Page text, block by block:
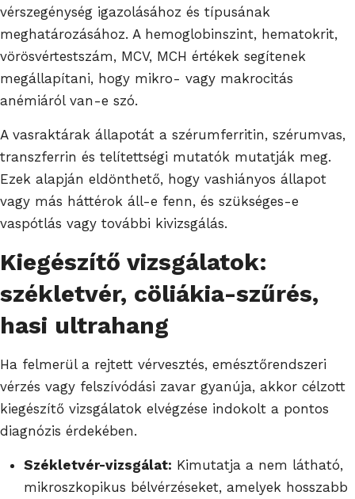
vérszegénység igazolásához és típusának
meghatározásához. A hemoglobinszint, hematokrit,
vörösvértestszám, MCV, MCH értékek segítenek
megállapítani, hogy mikro- vagy makrocitás
anémiáról van-e szó.
A vasraktárak állapotát a szérumferritin, szérumvas,
transzferrin és telítettségi mutatók mutatják meg.
Ezek alapján eldönthető, hogy vashiányos állapot
vagy más háttérok áll-e fenn, és szükséges-e
vaspótlás vagy további kivizsgálás.
Kiegészítő vizsgálatok:
székletvér, cöliákia-szűrés,
hasi ultrahang
Ha felmerül a rejtett vérvesztés, emésztőrendszeri
vérzés vagy felszívódási zavar gyanúja, akkor célzott
kiegészítő vizsgálatok elvégzése indokolt a pontos
diagnózis érdekében.
Székletvér-vizsgálat: Kimutatja a nem látható,
mikroszkopikus bélvérzéseket, amelyek hosszabb